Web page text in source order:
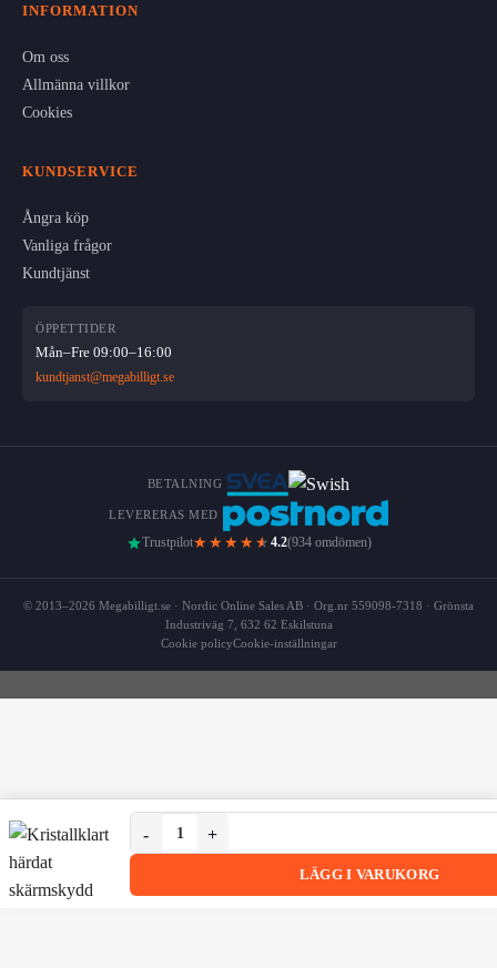
INFORMATION
Om oss
Allmänna villkor
Cookies
KUNDSERVICE
Ångra köp
Vanliga frågor
Kundtjänst
ÖPPETTIDER
Mån–Fre 09:00–16:00
kundtjanst@megabilligt.se
BETALNING
LEVERERAS MED
Trustpilot★★★★ ★ 4.2(934 omdömen)
© 2013–2026 Megabilligt.se · Nordic Online Sales AB · Org.nr 559098-7318 · Grönsta
Industriväg 7, 632 62 Eskilstuna
Cookie policyCookie-inställningar
Kristallklart härdat skärmskydd för iPhone 15 Plus – 9H
Kristallklart härdat skärmskydd för iPhone 15 Plus
LÄGG I VARUKORG